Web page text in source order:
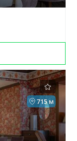
715 м